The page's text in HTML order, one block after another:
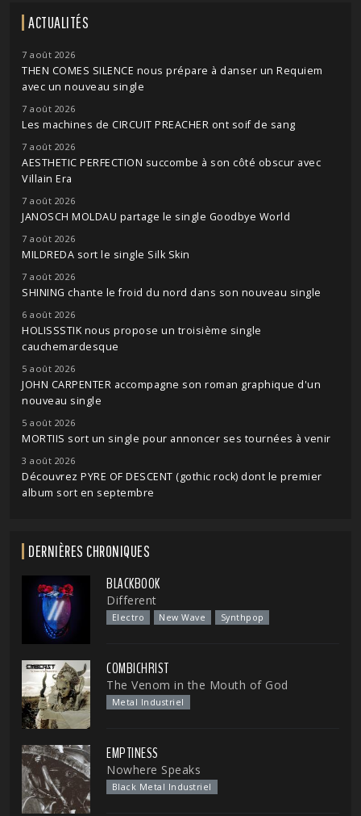
ACTUALITÉS
7 août 2026
THEN COMES SILENCE nous prépare à danser un Requiem
avec un nouveau single
7 août 2026
Les machines de CIRCUIT PREACHER ont soif de sang
7 août 2026
AESTHETIC PERFECTION succombe à son côté obscur avec
Villain Era
7 août 2026
JANOSCH MOLDAU partage le single Goodbye World
7 août 2026
MILDREDA sort le single Silk Skin
7 août 2026
SHINING chante le froid du nord dans son nouveau single
6 août 2026
HOLISSSTIK nous propose un troisième single
cauchemardesque
5 août 2026
JOHN CARPENTER accompagne son roman graphique d'un
nouveau single
5 août 2026
MORTIIS sort un single pour annoncer ses tournées à venir
3 août 2026
Découvrez PYRE OF DESCENT (gothic rock) dont le premier
album sort en septembre
DERNIÈRES CHRONIQUES
BLACKBOOK
Different
Electro New Wave Synthpop
COMBICHRIST
The Venom in the Mouth of God
Metal Industriel
EMPTINESS
Nowhere Speaks
Black Metal Industriel